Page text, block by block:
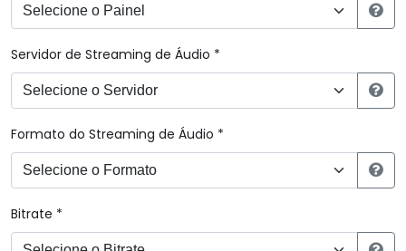
Servidor de Streaming de Áudio *
Formato do Streaming de Áudio *
Bitrate *